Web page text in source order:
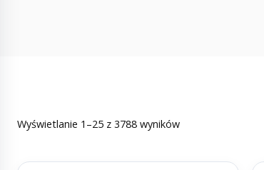
Wyświetlanie 1–25 z 3788 wyników